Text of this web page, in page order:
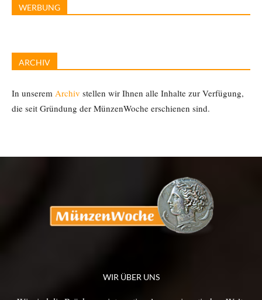
WERBUNG
ARCHIV
In unserem Archiv stellen wir Ihnen alle Inhalte zur Verfügung,
die seit Gründung der MünzenWoche erschienen sind.
WIR ÜBER UNS